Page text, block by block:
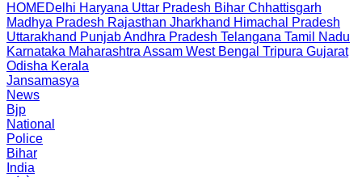
HOMEDelhi Haryana Uttar Pradesh Bihar Chhattisgarh
Madhya Pradesh Rajasthan Jharkhand Himachal Pradesh
Uttarakhand PunjabAndhra Pradesh Telangana Tamil Nadu
Karnataka Maharashtra Assam West Bengal Tripura Gujarat
Odisha Kerala
Jansamasya
News
Bjp
National
Police
Bihar
India